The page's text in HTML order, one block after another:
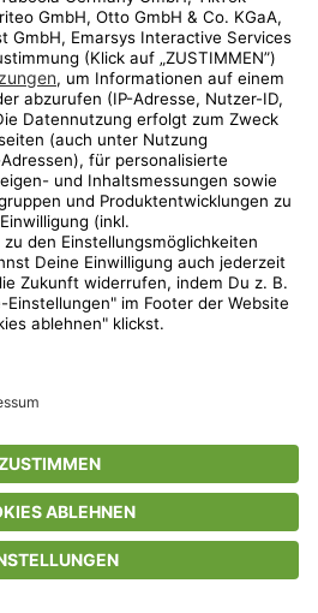
AGBDatenschutzCompliance
ImpressumHelp Center